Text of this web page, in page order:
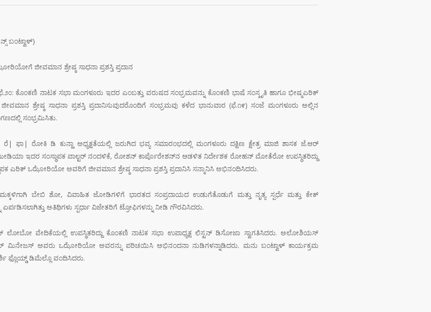
ಬಂಟ್ವಾಳ್)
ಜೀವಮಾನ ಶ್ರೇಷ್ಠ ಸಾಧನಾ ಪ್ರಶಸ್ತಿ ಪ್ರದಾನ
ಕೊಂಕಣಿ ನಾಟಕ ಸಭಾ ಮಂಗಳೂರು ಇದರ ಎಂಬತ್ತು ವರುಷದ ಸಂಭ್ರಮವನ್ನು ಕೊಂಕಣಿ ಭಾಷೆ ಸಂಸ್ಕೃತಿ ಹಾಗೂ ಭೀಷ್ಮಎರಿಕ್
ಶ್ರೇಷ್ಠ ಸಾಧನಾ ಪ್ರಶಸ್ತಿ ಪ್ರದಾನಿಸುವುದರೊಂದಿಗೆ ಸಂಭ್ರಮವು ಕಳೆದ ಭಾನುವಾರ (ಫೆ.೧೯) ಸಂಜೆ ಮಂಗಳೂರು ಅಲ್ಲಿನ
ಸಂಭ್ರಮಿಸಿತು.
ಫಾ| ರೋಕಿ ಡಿ ಕುನ್ಹಾ ಅಧ್ಯಕ್ಷತೆಯಲ್ಲಿ ಜರುಗಿದ ಭವ್ಯ ಸಮಾರಂಭದಲ್ಲಿ ಮಂಗಳೂರು ದಕ್ಷಿಣ ಕ್ಷೇತ್ರ ಮಾಜಿ ಶಾಸಕ ಜೆ.ಆರ್
ಇದರ ಸಂಸ್ಥಾಪಕ ವಾಲ್ಟರ್ ನಂದಳಿಕೆ, ರೋಶನ್ ಕಾರ್ಪೊರೇಶನ್‌ನ ಆಡಳಿತ ನಿರ್ದೇಶಕ ರೋಹನ್ ಮೋತೆರೋ ಉಪಸ್ಥಿತರಿದ್ದು
ಎರಿಕ್ ಒಝೋರಿಯೋ ಅವರಿಗೆ ಜೀವಮಾನ ಶ್ರೇಷ್ಠ ಸಾಧನಾ ಪ್ರಶಸ್ತಿ ಪ್ರದಾನಿಸಿ ಸನ್ಮಾನಿಸಿ ಅಭಿನಂದಿಸಿದರು.
ಬೇಬಿ ಶೋ, ವಿವಾಹಿತ ಜೋಡಿಗಳಿಗೆ ಭಾರತದ ಸಂಪ್ರದಾಯದ ಉಡುಗೆತೊಡುಗೆ ಮತ್ತು ನೃತ್ಯ ಸ್ಪರ್ಧೆ ಮತ್ತು ಕೇಕ್
ಏರ್ಪಡಿಸಲಾಗಿತ್ತು ಅತಿಥಿಗಳು ಸ್ಪರ್ಧಾ ವಿಜೇತರಿಗೆ ಟ್ರೋಫಿಗಳನ್ನು ನೀಡಿ ಗೌರವಿಸಿದರು.
ಲೋಬೋ ವೇದಿಕೆಯಲ್ಲಿ ಉಪಸ್ಥಿತರಿದ್ದು ಕೊಂಕಣಿ ನಾಟಕ ಸಭಾ ಉಪಾಧ್ಯಕ್ಷ ಲಿಸ್ಟನ್ ಡಿಸೋಜಾ ಸ್ವಾಗತಿಸಿದರು. ಅಲೋಶಿಯಸ್
ಮಿನೇಜಸ್ ಅವರು ಒಝೋರಿಯೋ ಅವರನ್ನು ಪರಿಚಯಿಸಿ ಅಭಿನಂದನಾ ನುಡಿಗಳನ್ನಾಡಿದರು. ಮನು ಬಂಟ್ವಾಳ್ ಕಾರ್ಯಕ್ರಮ
ಫ್ಲೊಯ್ಡ್ ಡಿಮೆಲ್ಲೊ ವಂದಿಸಿದರು.